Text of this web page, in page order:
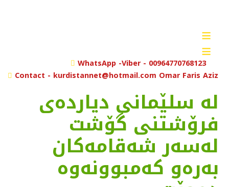
≡
≡
WhatsApp -Viber - 00964770768123
Contact - kurdistannet@hotmail.com Omar Faris Aziz
له‌ سلێمانی دیارده‌ی
فرۆشتنی گۆشت
له‌سه‌ر شه‌قامه‌كان
به‌ره‌و كه‌مبوونه‌وه‌